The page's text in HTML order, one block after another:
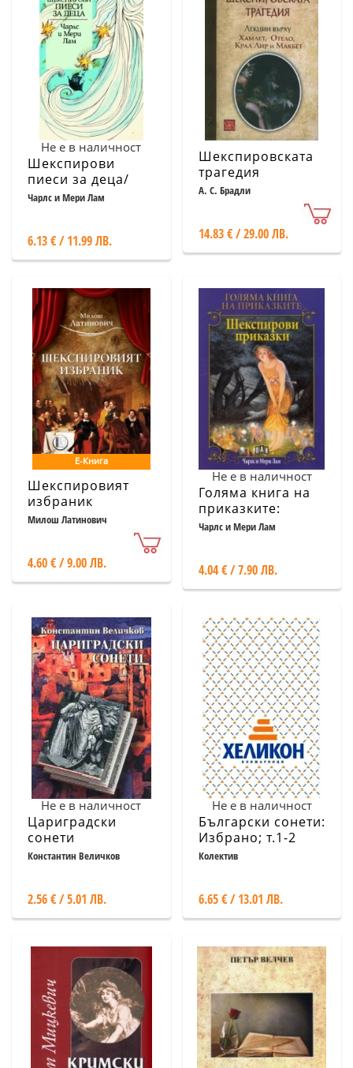
Не е в наличност
Шекспирови
пиеси за деца/
Златни детски
Чарлс и Мери Лам
6.13 € / 11.99 ЛВ.
Шекспировската
трагедия
А. С. Брадли
14.83 € / 29.00 ЛВ.
Е-Книга
Шекспировият
избраник
Милош Латинович
4.60 € / 9.00 ЛВ.
Не е в наличност
Голяма книга на
приказките:
Шекспирови
Чарлс и Мери Лам
4.04 € / 7.90 ЛВ.
Не е в наличност
Цариградски
сонети
Константин Величков
2.56 € / 5.01 ЛВ.
Не е в наличност
Български сонети:
Избрано; т.1-2
Колектив
6.65 € / 13.01 ЛВ.